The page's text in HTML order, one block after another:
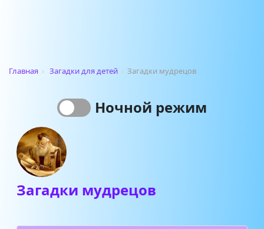
Главная › Загадки для детей › Загадки мудрецов
Ночной режим
Загадки мудрецов